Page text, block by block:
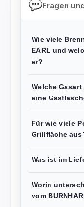
Fragen
Wie viele
EARL und
er?
Welche
eine
Für wie viele
Grillfläche
Was ist im
Worin
vom